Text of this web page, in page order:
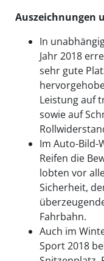
Auszeichnungen
In
Jahr 2018
sehr gute
Leistung auf
sowie auf
Im Auto-Bild-
Reifen die
lobten vor
Sicherheit,
Fahrbahn.
Auch im
Sport 2018